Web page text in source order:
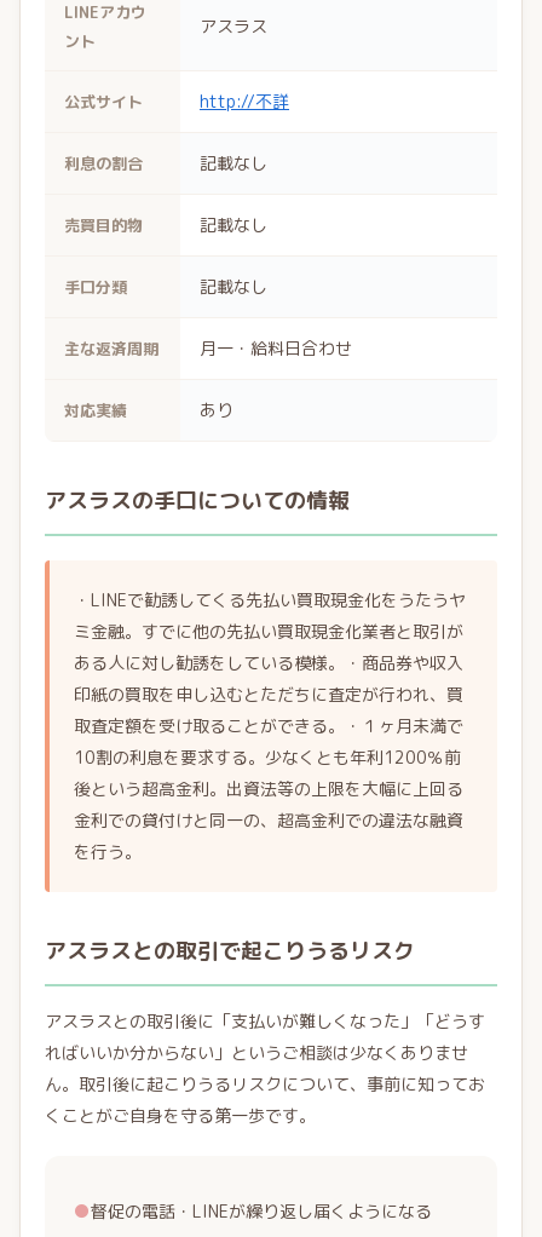
LINEアカウ
ント
アスラス
公式サイト http://不詳
利息の割合 記載なし
売買目的物 記載なし
手口分類 記載なし
主な返済周期 月一・給料日合わせ
対応実績 あり
アスラスの手口についての情報
・LINEで勧誘してくる先払い買取現金化をうたうヤ
ミ金融。すでに他の先払い買取現金化業者と取引が
ある人に対し勧誘をしている模様。・商品券や収入
印紙の買取を申し込むとただちに査定が行われ、買
取査定額を受け取ることができる。・１ヶ月未満で
10割の利息を要求する。少なくとも年利1200％前
後という超高金利。出資法等の上限を大幅に上回る
金利での貸付けと同一の、超高金利での違法な融資
を行う。
アスラスとの取引で起こりうるリスク
アスラスとの取引後に「支払いが難しくなった」「どうす
ればいいか分からない」というご相談は少なくありませ
ん。取引後に起こりうるリスクについて、事前に知ってお
くことがご自身を守る第一歩です。
●督促の電話・LINEが繰り返し届くようになる